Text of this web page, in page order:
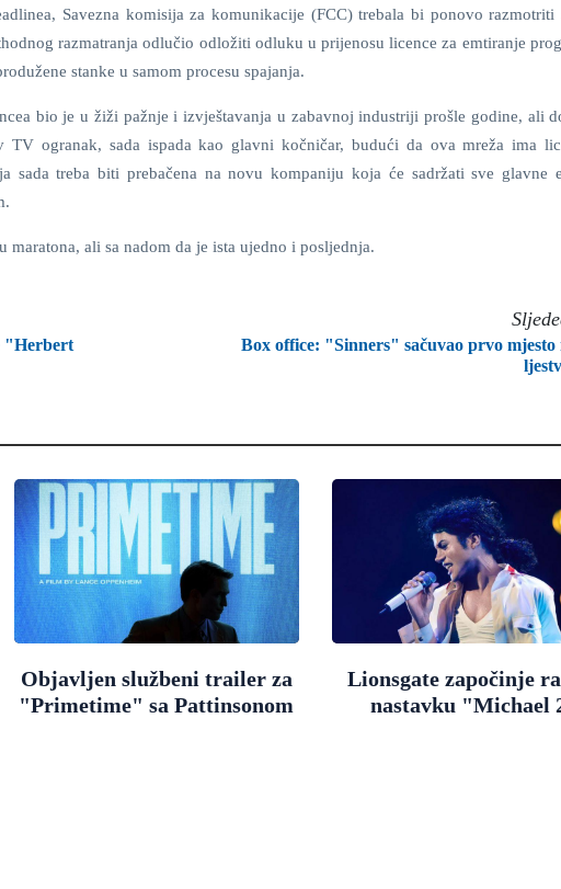
Savezna komisija za komunikacije (FCC) trebala bi ponovo razmotriti
razmatranja odlučio odložiti odluku u prijenosu licence za emtiranje
stanke u samom procesu spajanja.
bio je u žiži pažnje i izvještavanja u zabavnoj industriji prošle godine, ali
TV ogranak, sada ispada kao glavni kočničar, budući da ova mreža ima
treba biti prebačena na novu kompaniju koja će sadržati sve glavne
maratona, ali sa nadom da je ista ujedno i posljednja.
"Herbert
Box office: "Sinners" sačuvao prvo mjesto
Objavljen službeni trailer za
"Primetime" sa Pattinsonom
Lionsgate započinje
nastavku "Michael